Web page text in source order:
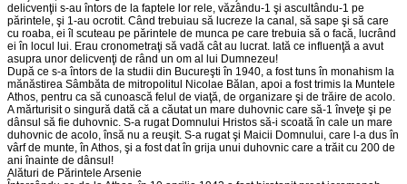
delicvenţii s-au întors de la faptele lor rele, văzându-1 şi ascultându-1 pe
părintele, şi 1-au ocrotit. Când trebuiau să lucreze la canal, să sape şi să care
cu roaba, ei îl scuteau pe părintele de munca pe care trebuia să o facă, lucrând
ei în locul lui. Erau cronometraţi să vadă cât au lucrat. Iată ce influenţă a avut
asupra unor delicvenţi de rând un om al lui Dumnezeu!
După ce s-a întors de la studii din Bucureşti în 1940, a fost tuns în monahism la
mănăstirea Sâmbăta de mitropolitul Nicolae Bălan, apoi a fost trimis la Muntele
Athos, pentru ca să cunoască felul de viaţă, de organizare şi de trăire de acolo.
A mărturisit o singură dată că a căutat un mare duhovnic care să-1 înveţe şi pe
dânsul să fie duhovnic. S-a rugat Domnului Hristos să-i scoată în cale un mare
duhovnic de acolo, însă nu a reuşit. S-a rugat şi Maicii Domnului, care l-a dus în
vârf de munte, în Athos, şi a fost dat în grija unui duhovnic care a trăit cu 200 de
ani înainte de dânsul!
Alături de Părintele Arsenie